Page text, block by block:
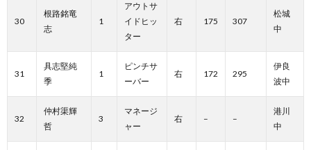
30
根路銘竜
志
1
アウトサ
イドヒッ
ター
右 175 307
松城
中
31
具志堅純
季
1
ピンチサ
ーバー
右 172 295
伊良
波中
32
仲村渠輝
哲
3
マネージ
ャー
右 – –
港川
中